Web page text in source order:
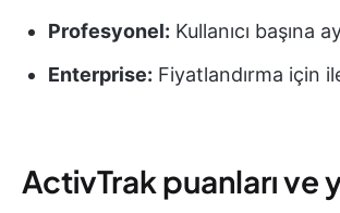
Profesyonel: Kullanıcı başına
Enterprise: Fiyatlandırma için
ActivTrak puanları ve